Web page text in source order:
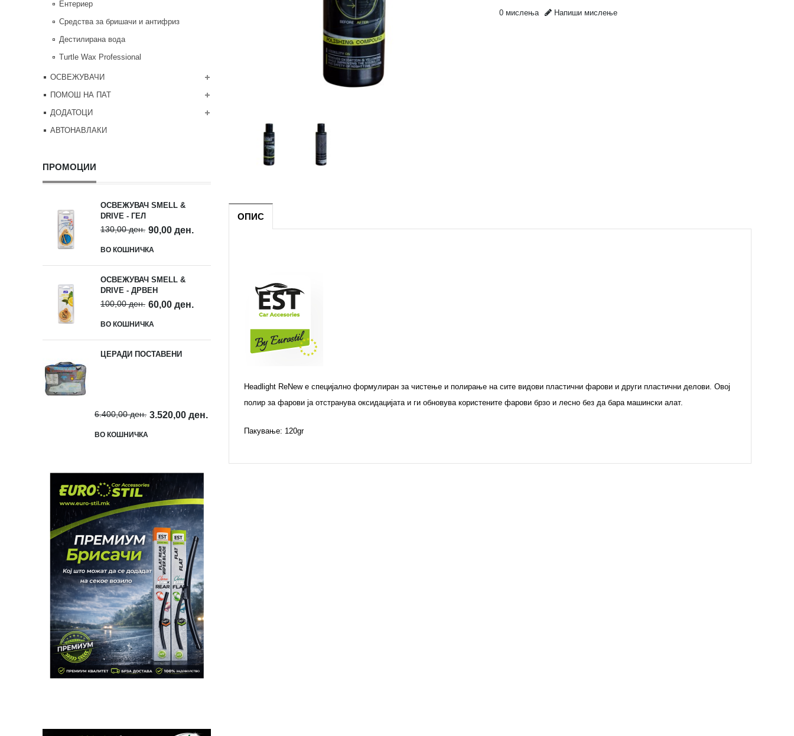
Ентериер
Средства за бришачи и антифриз
Дестилирана вода
Turtle Wax Professional
ОСВЕЖУВАЧИ
ПОМОШ НА ПАТ
ДОДАТОЦИ
АВТОНАВЛАКИ
ПРОМОЦИИ
ОСВЕЖУВАЧ SMELL &
DRIVE - ГЕЛ
130,00 ден. 90,00 ден.
ВО КОШНИЧКА
ОСВЕЖУВАЧ SMELL &
DRIVE - ДРВЕН
100,00 ден. 60,00 ден.
ВО КОШНИЧКА
ЦЕРАДИ ПОСТАВЕНИ
6.400,00 ден. 3.520,00 ден.
ВО КОШНИЧКА
0 мислења Напиши мислење
ОПИС
Headlight ReNew е специјално формулиран за чистење и полирање на сите видови пластични фарови и други пластични делови. Овој
полир за фарови ја отстранува оксидацијата и ги обновува користените фарови брзо и лесно без да бара машински алат.
Пакување: 120gr